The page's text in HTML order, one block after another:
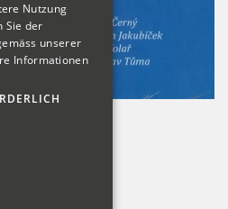
Nutzung
Sie der
unserer
Informationen